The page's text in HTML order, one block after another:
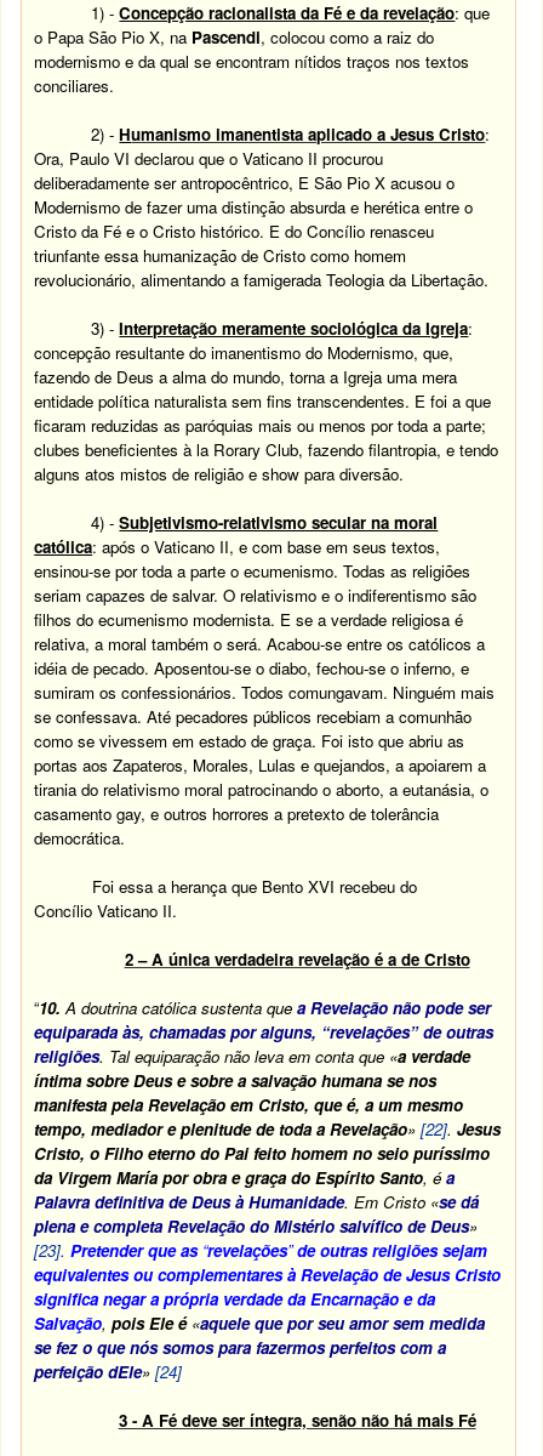
1) -Concepção racionalista da Fé e da revelação: que
o Papa São Pio X, na Pascendi, colocou como a raiz do
modernismo e da qual se encontram nítidos traços nos textos
conciliares.
2) -Humanismo imanentista aplicado a Jesus Cristo:
Ora, Paulo VI declarou que o Vaticano II procurou
deliberadamente ser antropocêntrico, E São Pio X acusou o
Modernismo de fazer uma distinção absurda e herética entre o
Cristo da Fé e o Cristo histórico. E do Concílio renasceu
triunfante essa humanização de Cristo como homem
revolucionário, alimentando a famigerada Teologia da Libertação.
3) -Interpretação meramente sociológica da Igreja:
concepção resultante do imanentismo do Modernismo, que,
fazendo de Deus a alma do mundo, torna a Igreja uma mera
entidade política naturalista sem fins transcendentes. E foi a que
ficaram reduzidas as paróquias mais ou menos por toda a parte;
clubes beneficientes à la Rorary Club, fazendo filantropia, e tendo
alguns atos mistos de religião e show para diversão.
4) -Subjetivismo-relativismo secular na moral
católica: após o Vaticano II, e com base em seus textos,
ensinou-se por toda a parte o ecumenismo. Todas as religiões
seriam capazes de salvar. O relativismo e o indiferentismo são
filhos do ecumenismo modernista. E se a verdade religiosa é
relativa, a moral também o será.Acabou-se entre os católicos a
idéia de pecado. Aposentou-se o diabo, fechou-se o inferno, e
sumiram os confessionários. Todos comungavam. Ninguém mais
se confessava. Até pecadores públicos recebiam a comunhão
como se vivessem em estado de graça. Foi isto que abriu as
portas aos Zapateros, Morales, Lulas e quejandos, a apoiarem a
tirania do relativismo moral patrocinando o aborto, a eutanásia, o
casamento gay, e outros horrores a pretexto de tolerância
democrática.
Foi essa a herança que Bento XVI recebeu do
Concílio Vaticano II.
2 – A única verdadeira revelação é a de Cristo
“10. A doutrina católica sustenta que a Revelação não pode ser
equiparada às, chamadas por alguns, “revelações” de outras
religiões. Tal equiparação não leva em conta que «a verdade
íntima sobre Deus e sobre a salvação humana se nos
manifesta pela Revelação em Cristo, que é, a um mesmo
tempo, mediador e plenitude de toda a Revelação»[22].Jesus
Cristo, o Filho eterno do Pai feito homem no seio puríssimo
da Virgem María por obra e graça do Espírito Santo, é a
Palavra definitiva de Deus à Humanidade. Em Cristo «se dá
plena e completa Revelação do Mistério salvífico de Deus»
[23].Pretender que as“revelações”de outras religiões sejam
equivalentes ou complementares à Revelação de Jesus Cristo
significa negar a própria verdade da Encarnação e da
Salvação,pois Ele é«aquele que por seu amor sem medida
se fez o que nós somos para fazermos perfeitos com a
perfeição dEle»[24]
3 - A Fé deve ser íntegra, senão não há mais Fé